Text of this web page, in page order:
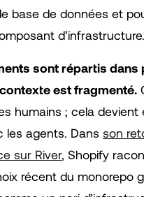
base de données et
sont répartis dans
est fragmenté.
humains ; cela devient
les agents. Dans son
sur River, Shopify
récent du monorepo